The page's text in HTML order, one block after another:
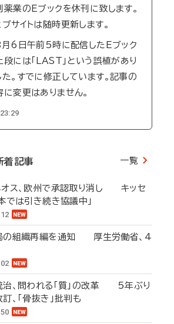
薬業のEブックを休刊に致します。
ブサイトは随時更新します。
6日午前5時に配信したEブック
段には「LAST」という誤植があり
た。すでに修正しています。記事の
に変更はありません。
着記事 一覧
オス、欧州で承認取り消し キッセ
では引き続き協議中」
の組織再編を通知 厚生労働省、4
治、問われる「質」の改革 5年ぶり
、「骨抜き」批判も